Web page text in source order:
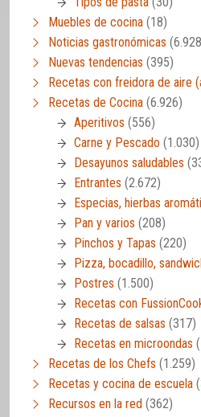
Muebles de cocina (18)
Noticias gastronómicas
Nuevas tendencias (395)
Recetas con freidora de aire
Recetas de Cocina (6.926)
Aperitivos (556)
Carne y Pescado (1.030)
Desayunos saludables
Entrantes (2.672)
Especias, hierbas
Pan y varios (208)
Pinchos y Tapas (220)
Pizza, bocadillo,
Postres (1.500)
Recetas con
Recetas de salsas (317)
Recetas en microondas
Recetas de los Chefs (1.259)
Recetas y cocina de escuela
Recursos en la red (362)